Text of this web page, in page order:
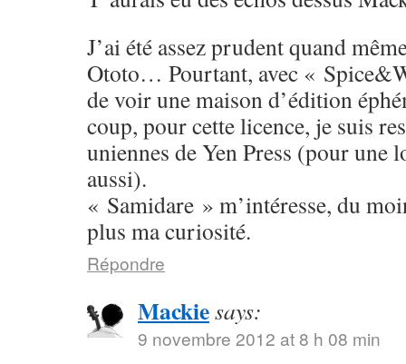
J’ai été assez prudent quand
Ototo… Pourtant, avec «
de voir une maison d’édition
coup, pour cette licence, je suis
uniennes de Yen Press (pour une
aussi).
« Samidare » m’intéresse, du
plus ma curiosité.
Répondre
Mackiesays:
9 novembre 2012 at 8 h 08 min